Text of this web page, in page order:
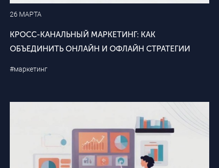
26 МАРТА
КРОСС-КАНАЛЬНЫЙ МАРКЕТИНГ: КАК
ОБЪЕДИНИТЬ ОНЛАЙН И ОФЛАЙН СТРАТЕГИИ
#маркетинг